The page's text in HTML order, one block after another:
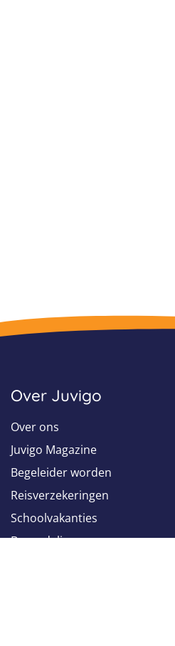
Over Juvigo
Over ons
Juvigo Magazine
Begeleider worden
Reisverzekeringen
Schoolvakanties
Beoordelingen